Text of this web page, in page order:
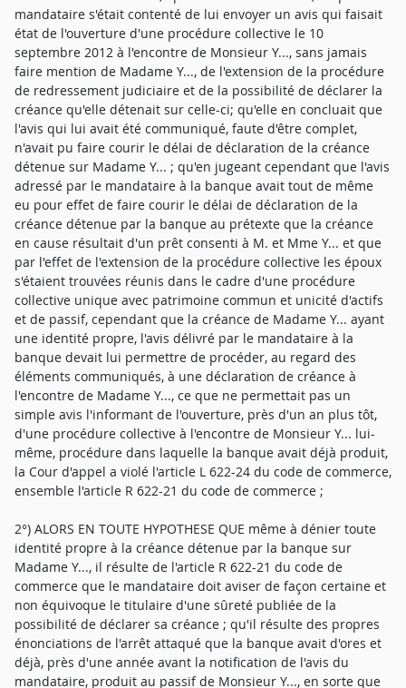
mandataire s'était contenté de lui envoyer un avis qui faisait
état de l'ouverture d'une procédure collective le 10
septembre 2012 à l'encontre de Monsieur Y..., sans jamais
faire mention de Madame Y..., de l'extension de la procédure
de redressement judiciaire et de la possibilité de déclarer la
créance qu'elle détenait sur celle-ci; qu'elle en concluait que
l'avis qui lui avait été communiqué, faute d'être complet,
n'avait pu faire courir le délai de déclaration de la créance
détenue sur Madame Y... ; qu'en jugeant cependant que l'avis
adressé par le mandataire à la banque avait tout de même
eu pour effet de faire courir le délai de déclaration de la
créance détenue par la banque au prétexte que la créance
en cause résultait d'un prêt consenti à M. et Mme Y... et que
par l'effet de l'extension de la procédure collective les époux
s'étaient trouvées réunis dans le cadre d'une procédure
collective unique avec patrimoine commun et unicité d'actifs
et de passif, cependant que la créance de Madame Y... ayant
une identité propre, l'avis délivré par le mandataire à la
banque devait lui permettre de procéder, au regard des
éléments communiqués, à une déclaration de créance à
l'encontre de Madame Y..., ce que ne permettait pas un
simple avis l'informant de l'ouverture, près d'un an plus tôt,
d'une procédure collective à l'encontre de Monsieur Y... lui-
même, procédure dans laquelle la banque avait déjà produit,
la Cour d'appel a violé l'article L 622-24 du code de commerce,
ensemble l'article R 622-21 du code de commerce ;
2°) ALORS EN TOUTE HYPOTHESE QUE même à dénier toute
identité propre à la créance détenue par la banque sur
Madame Y..., il résulte de l'article R 622-21 du code de
commerce que le mandataire doit aviser de façon certaine et
non équivoque le titulaire d'une sûreté publiée de la
possibilité de déclarer sa créance ; qu'il résulte des propres
énonciations de l'arrêt attaqué que la banque avait d'ores et
déjà, près d'une année avant la notification de l'avis du
mandataire, produit au passif de Monsieur Y..., en sorte que